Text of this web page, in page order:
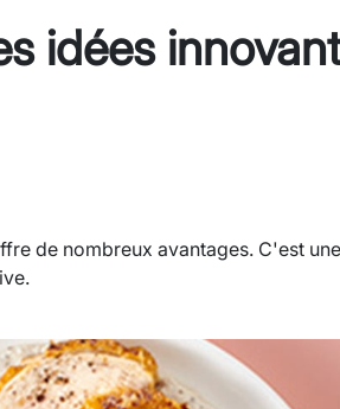
idées
de nombreux avantages. C'est